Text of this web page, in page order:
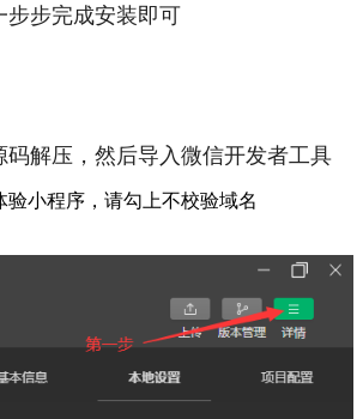
步步完成安装即可
码解压，然后导入微信开发者工具
验小程序，请勾上不校验域名